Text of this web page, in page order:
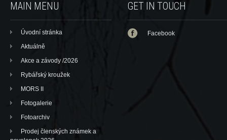
MAIN MENU
Úvodní stránka
Aktuálně
Akce a závody /2026
Rybářský kroužek
MORS II
Fotogalerie
Fotoarchiv
Prodej členských známek a
GET IN TOUCH
Facebook